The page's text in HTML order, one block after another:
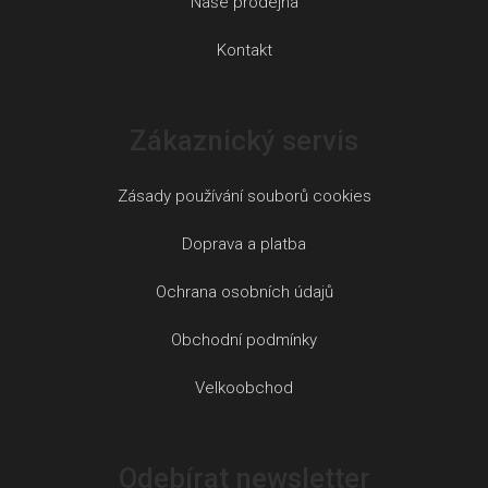
Kontakt
Zásady používání souborů cookies
Doprava a platba
Ochrana osobních údajů
Obchodní podmínky
Velkoobchod